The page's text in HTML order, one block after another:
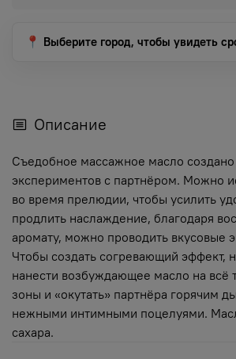
📍 Выберите город, чтобы увидеть
Описание
Съедобное массажное масло создано
экспериментов с партнёром. Можно
во время прелюдии, чтобы усилить
продлить наслаждение, благодаря
аромату, можно проводить вкусовые
Чтобы создать согревающий эффект,
нанести возбуждающее масло на всё
зоны и «окутать» партнёра горячим
нежными интимными поцелуями.
сахара.